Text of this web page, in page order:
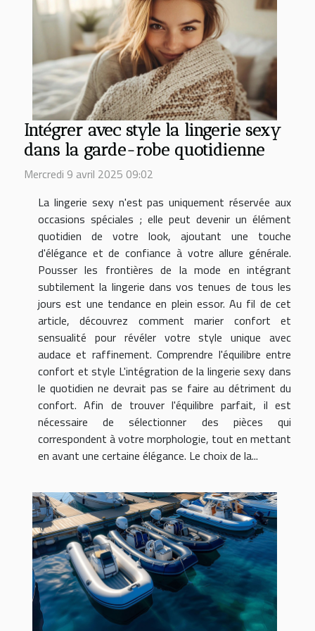
Intégrer avec style la lingerie sexy
dans la garde-robe quotidienne
Mercredi 9 avril 2025 09:02
La lingerie sexy n'est pas uniquement réservée aux
occasions spéciales ; elle peut devenir un élément
quotidien de votre look, ajoutant une touche
d'élégance et de confiance à votre allure générale.
Pousser les frontières de la mode en intégrant
subtilement la lingerie dans vos tenues de tous les
jours est une tendance en plein essor. Au fil de cet
article, découvrez comment marier confort et
sensualité pour révéler votre style unique avec
audace et raffinement. Comprendre l'équilibre entre
confort et style L'intégration de la lingerie sexy dans
le quotidien ne devrait pas se faire au détriment du
confort. Afin de trouver l'équilibre parfait, il est
nécessaire de sélectionner des pièces qui
correspondent à votre morphologie, tout en mettant
en avant une certaine élégance. Le choix de la...